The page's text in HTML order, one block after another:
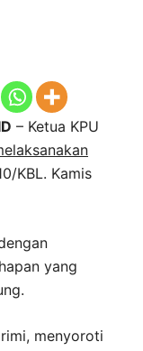
– Ketua KPU
KBL. Kamis
yang
menyoroti